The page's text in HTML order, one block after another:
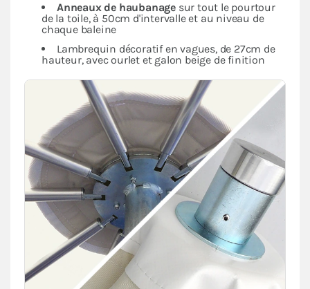
Anneaux de haubanage sur tout le pourtour
de la toile, à 50cm d'intervalle et au niveau de
chaque baleine
Lambrequin décoratif en vagues, de 27cm de
hauteur, avec ourlet et galon beige de finition